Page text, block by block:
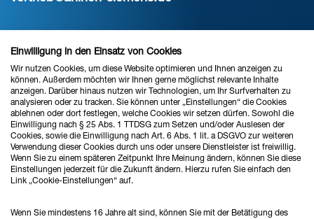
STANDORT HANNOVER
Verkauf & Beratung
Ahlrich Siemens GmbH
Hans-Böckler-Straße 24
30851 Langenhagen
Tel.: 0511 - 874598 - 0
Einwilligung in den Einsatz von Cookies
Wir nutzen Cookies, um diese Website optimieren und Ihnen anzeigen zu
können. Außerdem möchten wir Ihnen gerne möglichst relevante Inhalte
anzeigen. Darüber hinaus nutzen wir Technologien, um Ihr Surfverhalten zu
analysieren oder zu tracken. Sie können unter „Einstellungen“ die Cookies
ablehnen oder dort festlegen, welche Cookies wir setzen dürfen. Sowohl die
Einwilligung nach § 25 Abs. 1 TTDSG zum Setzen und/oder Auslesen der
Cookies, sowie die Einwilligung nach Art. 6 Abs. 1 lit. a DSGVO zur weiteren
Verwendung dieser Cookies durch uns oder unsere Dienstleister ist freiwillig.
Wenn Sie zu einem späteren Zeitpunkt Ihre Meinung ändern, können Sie diese
Einstellungen jederzeit für die Zukunft ändern. Hierzu rufen Sie einfach den
Link „Cookie-Einstellungen“ auf.
Wenn Sie mindestens 16 Jahre alt sind, können Sie mit der Betätigung des